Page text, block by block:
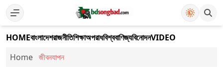
HOMEবাংলাদেশরাজনীতিশিক্ষাঅপরাধবিশ্ববাণিজ্যবিনোদনVIDEO
Home জীবনযাপন